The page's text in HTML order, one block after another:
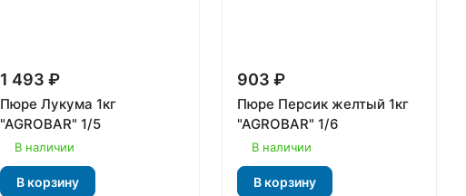
1 493 ₽
Пюре Лукума 1кг
"AGROBAR" 1/5
В наличии
В корзину
903 ₽
Пюре Персик желтый 1кг
"AGROBAR" 1/6
В наличии
В корзину